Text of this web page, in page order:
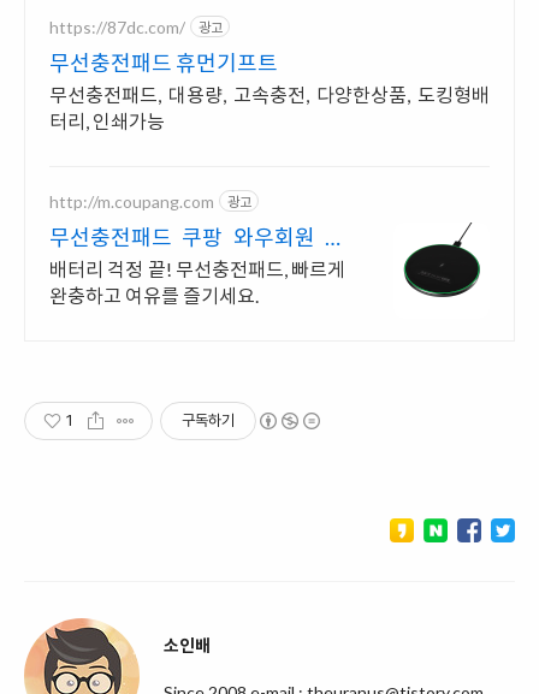
https://87dc.com/ 광고
무선충전패드 휴먼기프트
무선충전패드, 대용량, 고속충전, 다양한상품, 도킹형배
터리, 인쇄가능
http://m.coupang.com 광고
무선충전패드 쿠팡 와우회원 무
제한 무료배송
배터리 걱정 끝! 무선충전패드, 빠르게
완충하고 여유를 즐기세요.
1 구독하기
소인배